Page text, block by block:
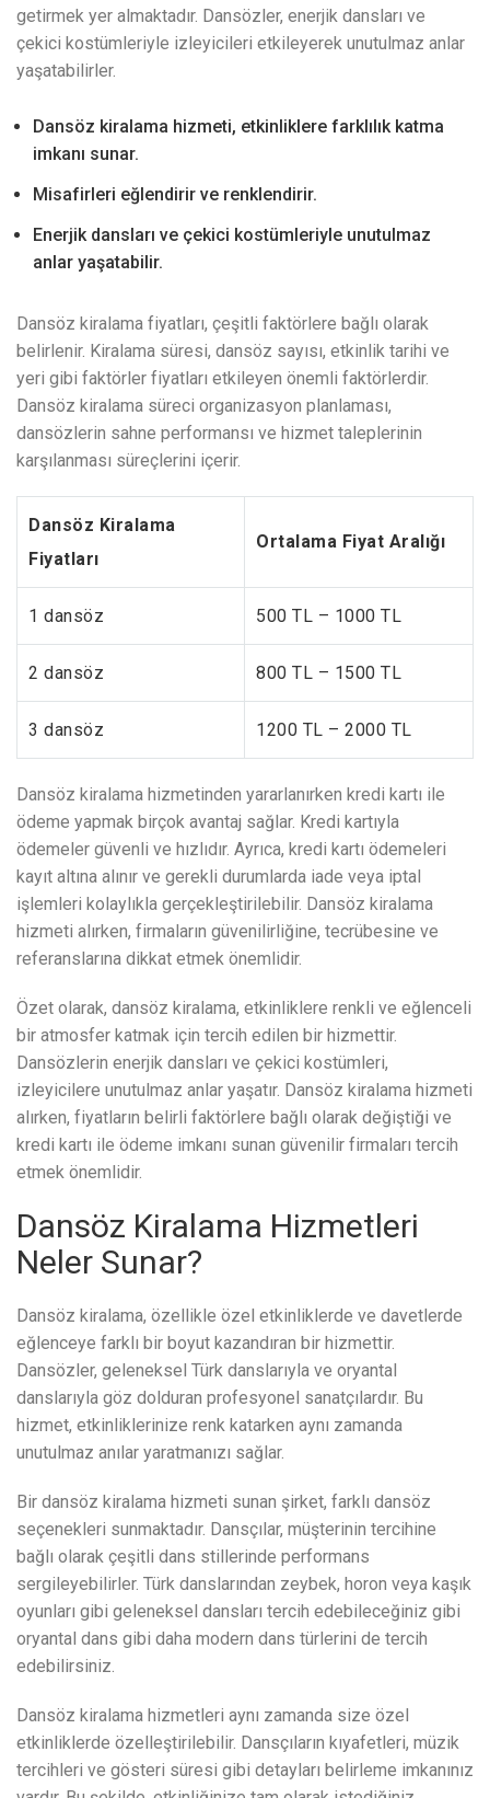
getirmek yer almaktadır. Dansözler, enerjik dansları ve
çekici kostümleriyle izleyicileri etkileyerek unutulmaz anlar
yaşatabilirler.
Dansöz kiralama hizmeti, etkinliklere farklılık katma
imkanı sunar.
Misafirleri eğlendirir ve renklendirir.
Enerjik dansları ve çekici kostümleriyle unutulmaz
anlar yaşatabilir.
Dansöz kiralama fiyatları, çeşitli faktörlere bağlı olarak
belirlenir. Kiralama süresi, dansöz sayısı, etkinlik tarihi ve
yeri gibi faktörler fiyatları etkileyen önemli faktörlerdir.
Dansöz kiralama süreci organizasyon planlaması,
dansözlerin sahne performansı ve hizmet taleplerinin
karşılanması süreçlerini içerir.
Dansöz Kiralama
Fiyatları
Ortalama Fiyat Aralığı
1 dansöz 500 TL – 1000 TL
2 dansöz 800 TL – 1500 TL
3 dansöz 1200 TL – 2000 TL
Dansöz kiralama hizmetinden yararlanırken kredi kartı ile
ödeme yapmak birçok avantaj sağlar. Kredi kartıyla
ödemeler güvenli ve hızlıdır. Ayrıca, kredi kartı ödemeleri
kayıt altına alınır ve gerekli durumlarda iade veya iptal
işlemleri kolaylıkla gerçekleştirilebilir. Dansöz kiralama
hizmeti alırken, firmaların güvenilirliğine, tecrübesine ve
referanslarına dikkat etmek önemlidir.
Özet olarak, dansöz kiralama, etkinliklere renkli ve eğlenceli
bir atmosfer katmak için tercih edilen bir hizmettir.
Dansözlerin enerjik dansları ve çekici kostümleri,
izleyicilere unutulmaz anlar yaşatır. Dansöz kiralama hizmeti
alırken, fiyatların belirli faktörlere bağlı olarak değiştiği ve
kredi kartı ile ödeme imkanı sunan güvenilir firmaları tercih
etmek önemlidir.
Dansöz Kiralama Hizmetleri
Neler Sunar?
Dansöz kiralama, özellikle özel etkinliklerde ve davetlerde
eğlenceye farklı bir boyut kazandıran bir hizmettir.
Dansözler, geleneksel Türk danslarıyla ve oryantal
danslarıyla göz dolduran profesyonel sanatçılardır. Bu
hizmet, etkinliklerinize renk katarken aynı zamanda
unutulmaz anılar yaratmanızı sağlar.
Bir dansöz kiralama hizmeti sunan şirket, farklı dansöz
seçenekleri sunmaktadır. Dansçılar, müşterinin tercihine
bağlı olarak çeşitli dans stillerinde performans
sergileyebilirler. Türk danslarından zeybek, horon veya kaşık
oyunları gibi geleneksel dansları tercih edebileceğiniz gibi
oryantal dans gibi daha modern dans türlerini de tercih
edebilirsiniz.
Dansöz kiralama hizmetleri aynı zamanda size özel
etkinliklerde özelleştirilebilir. Dansçıların kıyafetleri, müzik
tercihleri ve gösteri süresi gibi detayları belirleme imkanınız